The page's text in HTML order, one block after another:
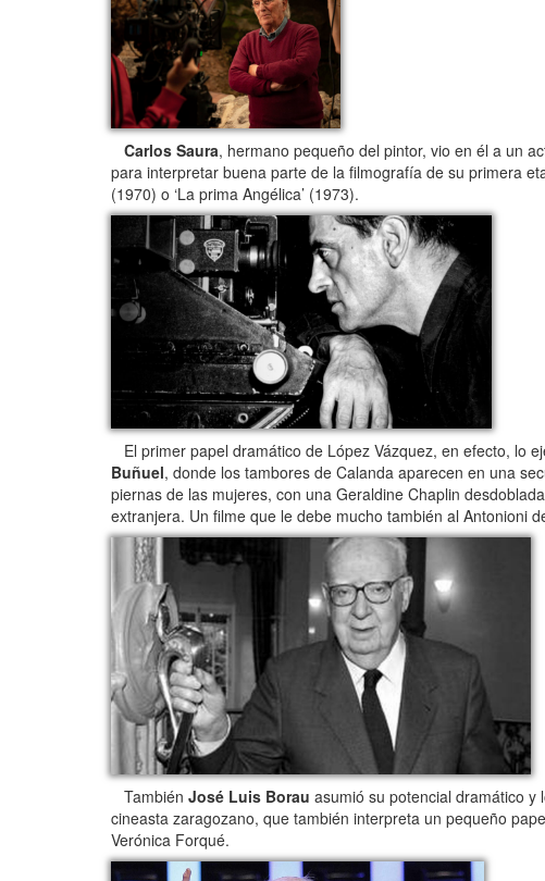
Carlos Saura, hermano pequeño del pintor, vio en él a un
para interpretar buena parte de la filmografía de su primera
(1970) o ‘La prima Angélica’ (1973).
El primer papel dramático de López Vázquez, en efecto, lo
Buñuel, donde los tambores de Calanda aparecen en una
piernas de las mujeres, con una Geraldine Chaplin
extranjera. Un filme que le debe mucho también al Antonioni
También José Luis Borau asumió su potencial dramático y
cineasta zaragozano, que también interpreta un pequeño
Verónica Forqué.